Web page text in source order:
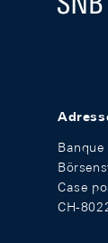
Case
CH-